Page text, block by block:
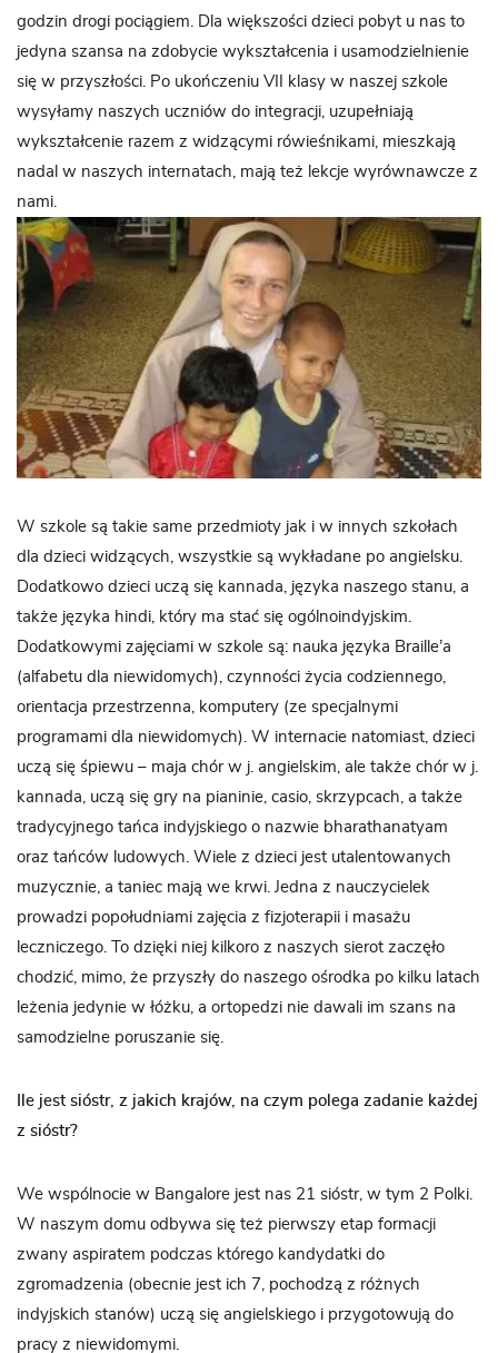
godzin drogi pociągiem. Dla większości dzieci pobyt u nas to
jedyna szansa na zdobycie wykształcenia i usamodzielnienie
się w przyszłości. Po ukończeniu VII klasy w naszej szkole
wysyłamy naszych uczniów do integracji, uzupełniają
wykształcenie razem z widzącymi rówieśnikami, mieszkają
nadal w naszych internatach, mają też lekcje wyrównawcze z
nami.
W szkole są takie same przedmioty jak i w innych szkołach
dla dzieci widzących, wszystkie są wykładane po angielsku.
Dodatkowo dzieci uczą się kannada, języka naszego stanu, a
także języka hindi, który ma stać się ogólnoindyjskim.
Dodatkowymi zajęciami w szkole są: nauka języka Braille’a
(alfabetu dla niewidomych), czynności życia codziennego,
orientacja przestrzenna, komputery (ze specjalnymi
programami dla niewidomych). W internacie natomiast, dzieci
uczą się śpiewu – maja chór w j. angielskim, ale także chór w j.
kannada, uczą się gry na pianinie, casio, skrzypcach, a także
tradycyjnego tańca indyjskiego o nazwie bharathanatyam
oraz tańców ludowych. Wiele z dzieci jest utalentowanych
muzycznie, a taniec mają we krwi. Jedna z nauczycielek
prowadzi popołudniami zajęcia z fizjoterapii i masażu
leczniczego. To dzięki niej kilkoro z naszych sierot zaczęło
chodzić, mimo, że przyszły do naszego ośrodka po kilku latach
leżenia jedynie w łóżku, a ortopedzi nie dawali im szans na
samodzielne poruszanie się.
Ile jest sióstr, z jakich krajów, na czym polega zadanie każdej
z sióstr?
We wspólnocie w Bangalore jest nas 21 sióstr, w tym 2 Polki.
W naszym domu odbywa się też pierwszy etap formacji
zwany aspiratem podczas którego kandydatki do
zgromadzenia (obecnie jest ich 7, pochodzą z różnych
indyjskich stanów) uczą się angielskiego i przygotowują do
pracy z niewidomymi.